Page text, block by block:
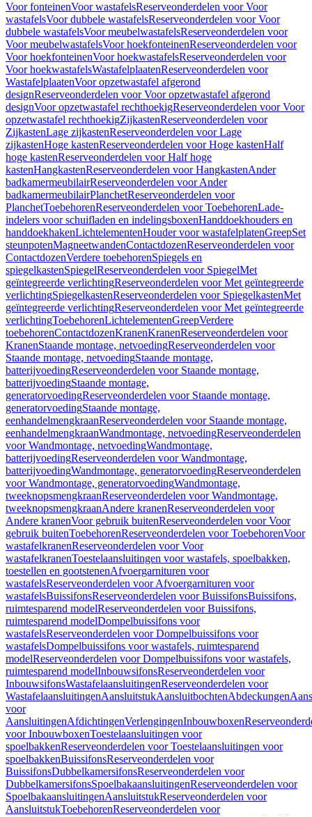
Voor fonteinenVoor wastafelsReserveonderdelen voor Voor
wastafelsVoor dubbele wastafelsReserveonderdelen voor Voor
dubbele wastafelsVoor meubelwastafelsReserveonderdelen voor
Voor meubelwastafelsVoor hoekfonteinenReserveonderdelen voor
Voor hoekfonteinenVoor hoekwastafelsReserveonderdelen voor
Voor hoekwastafelsWastafelplaatenReserveonderdelen voor
WastafelplaatenVoor opzetwastafel afgerond
designReserveonderdelen voor Voor opzetwastafel afgerond
designVoor opzetwastafel rechthoekigReserveonderdelen voor Voor
opzetwastafel rechthoekigZijkastenReserveonderdelen voor
ZijkastenLage zijkastenReserveonderdelen voor Lage
zijkastenHoge kastenReserveonderdelen voor Hoge kastenHalf
hoge kastenReserveonderdelen voor Half hoge
kastenHangkastenReserveonderdelen voor HangkastenAnder
badkamermeubilairReserveonderdelen voor Ander
badkamermeubilairPlanchetReserveonderdelen voor
PlanchetToebehorenReserveonderdelen voor ToebehorenLade-
indelers voor schuifladen en indelingsboxenHanddoekhouders en
handdoekhakenLichtelementenHouder voor wastafelplatenGreepSet
steunpotenMagneetwandenContactdozenReserveonderdelen voor
ContactdozenVerdere toebehorenSpiegels en
spiegelkastenSpiegelReserveonderdelen voor SpiegelMet
geïntegreerde verlichtingReserveonderdelen voor Met geïntegreerde
verlichtingSpiegelkastenReserveonderdelen voor SpiegelkastenMet
geïntegreerde verlichtingReserveonderdelen voor Met geïntegreerde
verlichtingToebehorenLichtelementenGreepVerdere
toebehorenContactdozenKranenKranenReserveonderdelen voor
KranenStaande montage, netvoedingReserveonderdelen voor
Staande montage, netvoedingStaande montage,
batterijvoedingReserveonderdelen voor Staande montage,
batterijvoedingStaande montage,
generatorvoedingReserveonderdelen voor Staande montage,
generatorvoedingStaande montage,
eenhandelmengkraanReserveonderdelen voor Staande montage,
eenhandelmengkraanWandmontage, netvoedingReserveonderdelen
voor Wandmontage, netvoedingWandmontage,
batterijvoedingReserveonderdelen voor Wandmontage,
batterijvoedingWandmontage, generatorvoedingReserveonderdelen
voor Wandmontage, generatorvoedingWandmontage,
tweeknopsmengkraanReserveonderdelen voor Wandmontage,
tweeknopsmengkraanAndere kranenReserveonderdelen voor
Andere kranenVoor gebruik buitenReserveonderdelen voor Voor
gebruik buitenToebehorenReserveonderdelen voor ToebehorenVoor
wastafelkranenReserveonderdelen voor Voor
wastafelkranenToestelaansluitingen voor wastafels, spoelbakken,
toestellen en gootstenenAfvoergarnituren voor
wastafelsReserveonderdelen voor Afvoergarnituren voor
wastafelsBuissifonsReserveonderdelen voor BuissifonsBuissifons,
ruimtesparend modelReserveonderdelen voor Buissifons,
ruimtesparend modelDompelbuissifons voor
wastafelsReserveonderdelen voor Dompelbuissifons voor
wastafelsDompelbuissifons voor wastafels, ruimtesparend
modelReserveonderdelen voor Dompelbuissifons voor wastafels,
ruimtesparend modelInbouwsifonsReserveonderdelen voor
InbouwsifonsWastafelaansluitingenReserveonderdelen voor
WastafelaansluitingenAansluitstukAansluitbochtenAbdeckungen
voor
AansluitingenAfdichtingenVerlengingenInbouwboxen
voor InbouwboxenToestelaansluitingen voor
spoelbakkenReserveonderdelen voor Toestelaansluitingen voor
spoelbakkenBuissifonsReserveonderdelen voor
BuissifonsDubbelkamersifonsReserveonderdelen voor
DubbelkamersifonsSpoelbakaansluitingenReserveonderdelen voor
SpoelbakaansluitingenAansluitstukReserveonderdelen voor
AansluitstukToebehorenReserveonderdelen voor